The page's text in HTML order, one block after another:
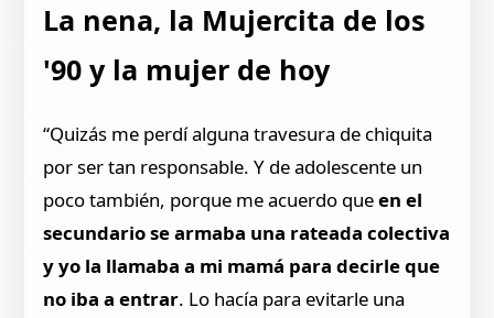
La nena, la Mujercita de los
'90 y la mujer de hoy
“Quizás me perdí alguna travesura de chiquita
por ser tan responsable. Y de adolescente un
poco también, porque me acuerdo queen el
secundario se armaba una rateada colectiva
y yo la llamaba a mi mamá para decirle que
no iba a entrar. Lo hacía para evitarle una